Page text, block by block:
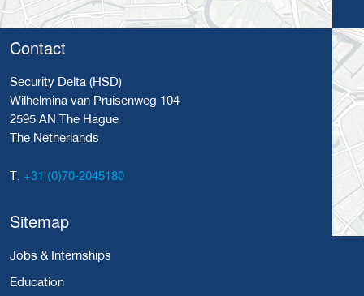
Contact
Security Delta (HSD)
Wilhelmina van Pruisenweg 104
2595 AN The Hague
The Netherlands
T: +31 (0)70-2045180
Sitemap
Jobs & Internships
Education